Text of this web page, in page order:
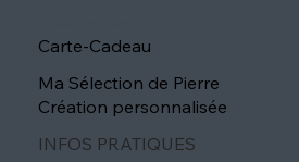
Carte-Cadeau
Ma Sélection de Pierre
Création personnalisée
INFOS PRATIQUES